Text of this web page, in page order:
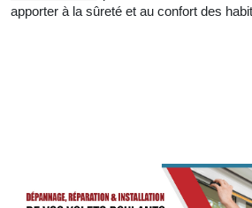
apporter à la sûreté et au confort des